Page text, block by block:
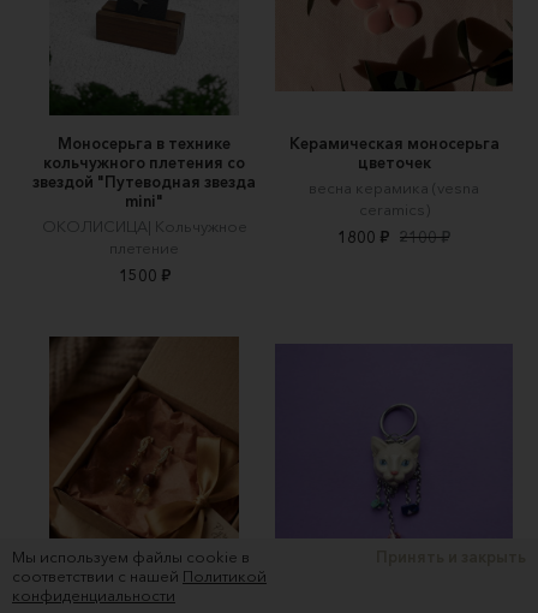
Моносерьга в технике
кольчужного плетения со
звездой "Путеводная звезда
mini"
ОКОЛИСИЦА| Кольчужное
плетение
1500 ₽
Керамическая моносерьга
цветочек
весна керамика (vesna
ceramics)
1800 ₽ 2100 ₽
Мы используем файлы cookie в
соответствии с нашей Политикой
конфиденциальности